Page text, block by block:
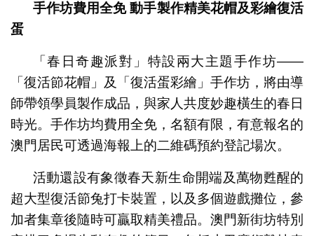
手作坊費用全免 動手製作精美花帽及彩繪復活
蛋
「春日奇趣派對」特設兩大主題手作坊——
「復活節花帽」及「復活蛋彩繪」手作坊，將由導
師帶領學員製作成品，與家人共度妙趣橫生的春日
時光。手作坊均費用全免，名額有限，有意報名的
澳門居民可透過海報上的二維碼預約登記場次。
活動還設有象徵春天新生命開端及萬物甦醒的
超大型復活節兔打卡裝置，以及多個遊戲攤位，參
加者集章後隨時可贏取精美禮品。澳門新街坊特別